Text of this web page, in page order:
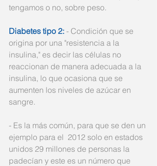
tengamos o no, sobre peso.
Diabetes tipo 2: - Condición que se
origina por una "resistencia a la
insulina," es decir las células no
reaccionan de manera adecuada a la
insulina, lo que ocasiona que se
aumenten los niveles de azúcar en
sangre.
- Es la más común, para que se den un
ejemplo para el  2012 solo en estados
unidos 29 millones de personas la
padecían y este es un número que